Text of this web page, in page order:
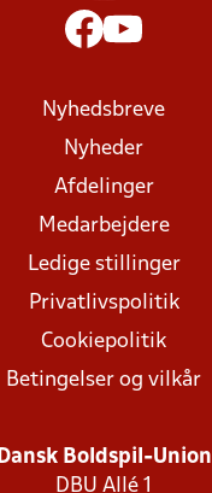
Nyhedsbreve
Nyheder
Afdelinger
Medarbejdere
Ledige stillinger
Privatlivspolitik
Cookiepolitik
Betingelser og vilkår
Dansk Boldspil-Union
DBU Allé 1